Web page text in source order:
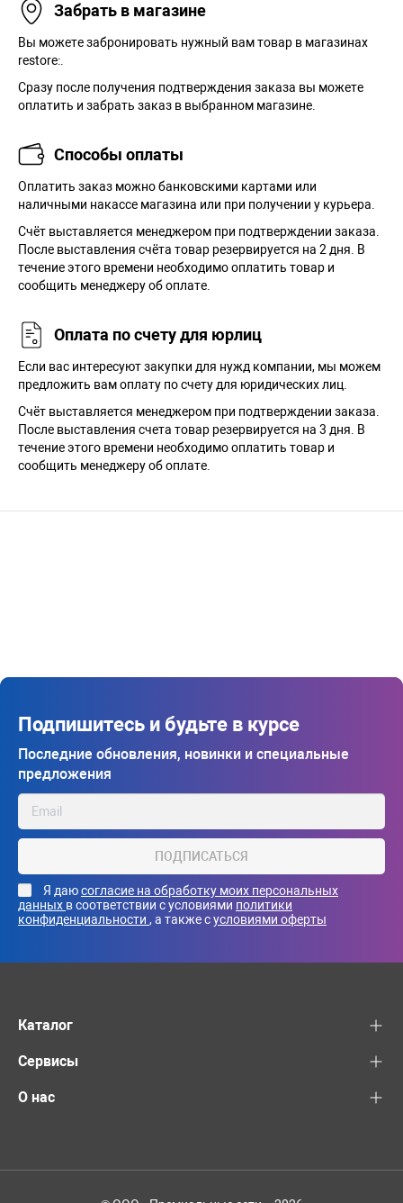
Забрать в магазине
Вы можете забронировать нужный вам товар в магазинах
restore:.
Сразу после получения подтверждения заказа вы можете
оплатить и забрать заказ в выбранном магазине.
Способы оплаты
Оплатить заказ можно банковскими картами или
наличными накассе магазина или при получении у курьера.
Cчёт выставляется менеджером при подтверждении заказа.
После выставления счёта товар резервируется на 2 дня. В
течение этого времени необходимо оплатить товар и
сообщить менеджеру об оплате.
Оплата по счету для юрлиц
Если вас интересуют закупки для нужд компании, мы можем
предложить вам оплату по счету для юридических лиц.
Счёт выставляется менеджером при подтверждении заказа.
После выставления счета товар резервируется на 3 дня. В
течение этого времени необходимо оплатить товар и
сообщить менеджеру об оплате.
Подпишитесь и будьте в курсе
Последние обновления, новинки и специальные
предложения
ПОДПИСАТЬСЯ
Я даюсогласие на обработку моих персональных
данных в соответствии с условиями политики
конфиденциальности , а также сусловиями оферты
Каталог
Сервисы
О нас